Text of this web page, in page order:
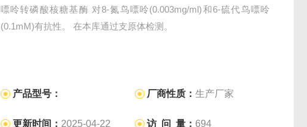
嘌呤转磷酸核糖基酶 对8-氮鸟嘌呤(0.003mg/ml)和6-硫代鸟嘌呤
(0.1mM)有抗性。 在本库通过支原体检测。
产品型号： 厂商性质：生产厂家
更新时间： 2025-04-22 访 问 量： 694